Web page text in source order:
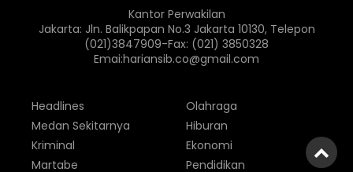
Kantor Perwakilan
Jakarta: Jln. Balikpapan No.3 Jakarta 10130, Telepon
(021)3847909-Fax: (021) 3850328
Emai:hariansib.co@gmail.com
Headlines
Medan Sekitarnya
Kriminal
Martabe
Olahraga
Hiburan
Ekonomi
Pendidikan